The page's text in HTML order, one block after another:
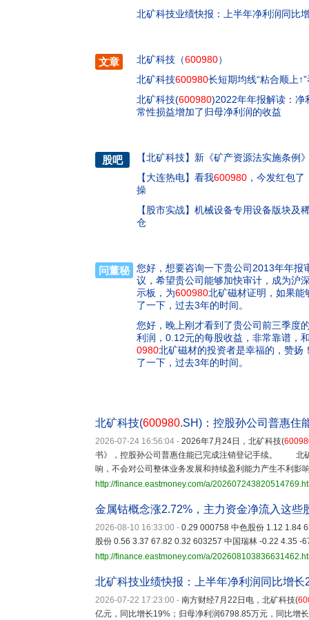
北矿科技业绩快报：上半年净利润同比
文章 北矿科技（600980）
北矿科技600980长短期均线“粘合顺上
北矿科技(600980)2022年年报解读：净
常性损益增加了归母净利润的收益
股吧 【北矿科技】 新《矿产资源法实施条例
【大连热电】 看我600980 ，今发红包
操
【股市实战】 机械设备专用设备版块及
仓
问董秘
您好，想要咨询一下贵公司2013年年报
议，希望贵公司能够加快审计，成为沪
示板，为600980北矿磁材证明，如果能
了一下，过去3年的时间。
您好，晚上刚才看到了贵公司前三季度
利润，0.12元的每股收益，非常靠谱，
0980北矿磁材的投资者是幸福的，赞扬
了一下，过去3年的时间。
北矿科技(600980.SH)：控股孙公司普惠住
2026-07-24 16:56:04 - 2026年7月24日，北矿科技(
书》，控股孙公司普惠住能已完成注销登记手续。 北
响，不会对公司整体业务发展和持续盈利能力产生不利影
http://finance.eastmoney.com/a/
金属钴概念涨2.72%，主力资金净流入这些
2026-08-10 16:33:00 - 0.29 000758 中色股份 1.12 1.84
股份 0.56 3.37 67.82 0.32 603257 中国瑞林 -0.22 4.35 -
http://finance.eastmoney.com/a/
北矿科技业绩快报：上半年净利润同比增长
2026-07-22 17:23:00 - 南方财经7月22日电，北矿科技(
亿元，同比增长19%；归母净利润6798.85万元，同比增